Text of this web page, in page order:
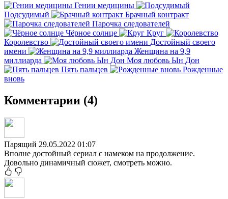
Гении медицины
Подсудимый
Брачный контракт
Парочка следователей
Чёрное солнце
Круг
Королевство
Достойный своего
имени
Женщина на 9,9
миллиарда
Моя любовь Ын Дон
Пять пальцев
Рожденные
вновь
Комментарии (4)
Парящий 29.05.2022 01:07
Вполне достойный сериал с намеком на продолжение.
Довольно динамичный сюжет, смотреть можно.